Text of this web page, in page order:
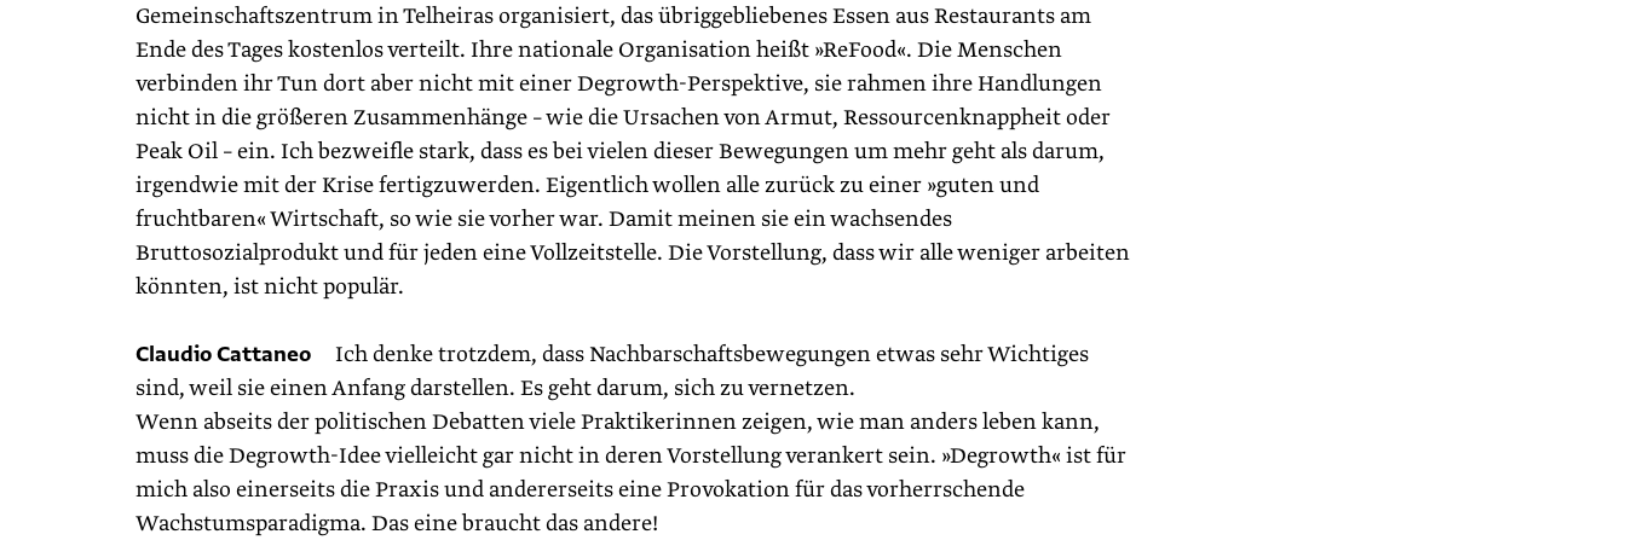
Gemeinschaftszentrum in Telheiras organisiert, das übriggebliebenes Essen aus Restaurants am
Ende des Tages kostenlos verteilt. Ihre nationale Organisation heißt »ReFood«. Die Menschen
verbinden ihr Tun dort aber nicht mit einer Degrowth-Perspektive, sie rahmen ihre Handlungen
nicht in die größeren Zusammenhänge – wie die Ursachen von Armut, Ressourcenknappheit oder
Peak Oil – ein. Ich bezweifle stark, dass es bei vielen dieser Bewegungen um mehr geht als darum,
irgendwie mit der Krise fertigzuwerden. Eigentlich wollen alle zurück zu ­einer »guten und
fruchtbaren« Wirtschaft, so wie sie vorher war. Damit meinen sie ein wachsendes
Bruttosozialprodukt und für jeden eine Vollzeitstelle. Die Vorstellung, dass wir alle weniger arbeiten
könnten, ist nicht populär.
Claudio Cattaneo Ich denke trotzdem, dass Nachbarschaftsbewegungen etwas sehr Wichtiges
sind, weil sie einen Anfang darstellen. Es geht darum, sich zu vernetzen.
Wenn abseits der politischen Debatten viele Praktikerinnen zeigen, wie man anders leben kann,
muss die Degrowth-Idee vielleicht gar nicht in deren Vorstellung verankert sein. »Degrowth« ist für
mich also einerseits die Praxis und andererseits eine Provokation für das vorherrschende
Wachstums­paradigma. Das eine braucht das andere!